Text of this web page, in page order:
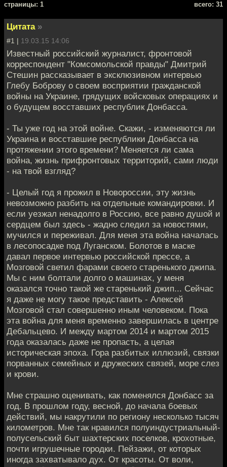
cтраницы: 1 всего: 31
Цитата »
#1 | 19.03.15 14:06
Известный российский журналист, фронтовой
корреспондент "Комсомольской правды" Дмитрий
Стешин рассказывает в эксклюзивном интервью
Глебу Боброву о своем восприятии гражданской
войны на Украине, грядущих войсковых операциях и
о будущем восставших республик Донбасса.
- Ты уже год на этой войне. Скажи, - изменяются ли
Украина и восставшие республики Донбасса на
протяжении этого времени? Меняется ли сама
война, жизнь прифронтовых территорий, сами люди
- на твой взгляд?
- Целый год я прожил в Новороссии, эту жизнь
невозможно разбить на отдельные командировки. И
если уезжал ненадолго в Россию, все равно душой и
сердцем был здесь - жадно следил за новостями,
мучился и переживал. Для меня эта война началась
в лесопосадке под Луганском. Болотов в маске
давал первое интервью российской прессе, а
Мозговой светил фарами своего старенького джипа.
Мы с ним болтали долго о машинах, у меня
оказался точно такой же старенький джип... Сейчас
я даже не могу такое представить - Алексей
Мозговой стал совершенно иным человеком. Пока
эта война для меня временно завершилась в центре
Дебальцево. И между мартом 2014 и мартом 2015
года оказалась даже не пропасть, а целая
историческая эпоха. Гора разбитых иллюзий, связки
порванных семейных и дружеских связей, море слез
и крови.
Мне страшно оценивать, как поменялся Донбасс за
год. В прошлом году, весной, до начала боевых
действий, мы накрутили по региону несколько тысяч
километров. Мне так нравился полуиндустриальный-
полусельский быт шахтерских поселков, крохотные,
почти игрушечные городки. Пейзажи, от которых
иногда захватывало дух. От красоты. От воли,